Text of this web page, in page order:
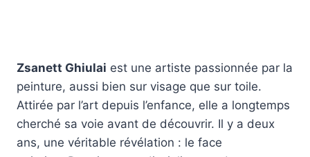
Zsanett Ghiulai est une artiste passionnée par la
peinture, aussi bien sur visage que sur toile.
Attirée par l’art depuis l’enfance, elle a longtemps
cherché sa voie avant de découvrir. Il y a deux
ans, une véritable révélation : le face